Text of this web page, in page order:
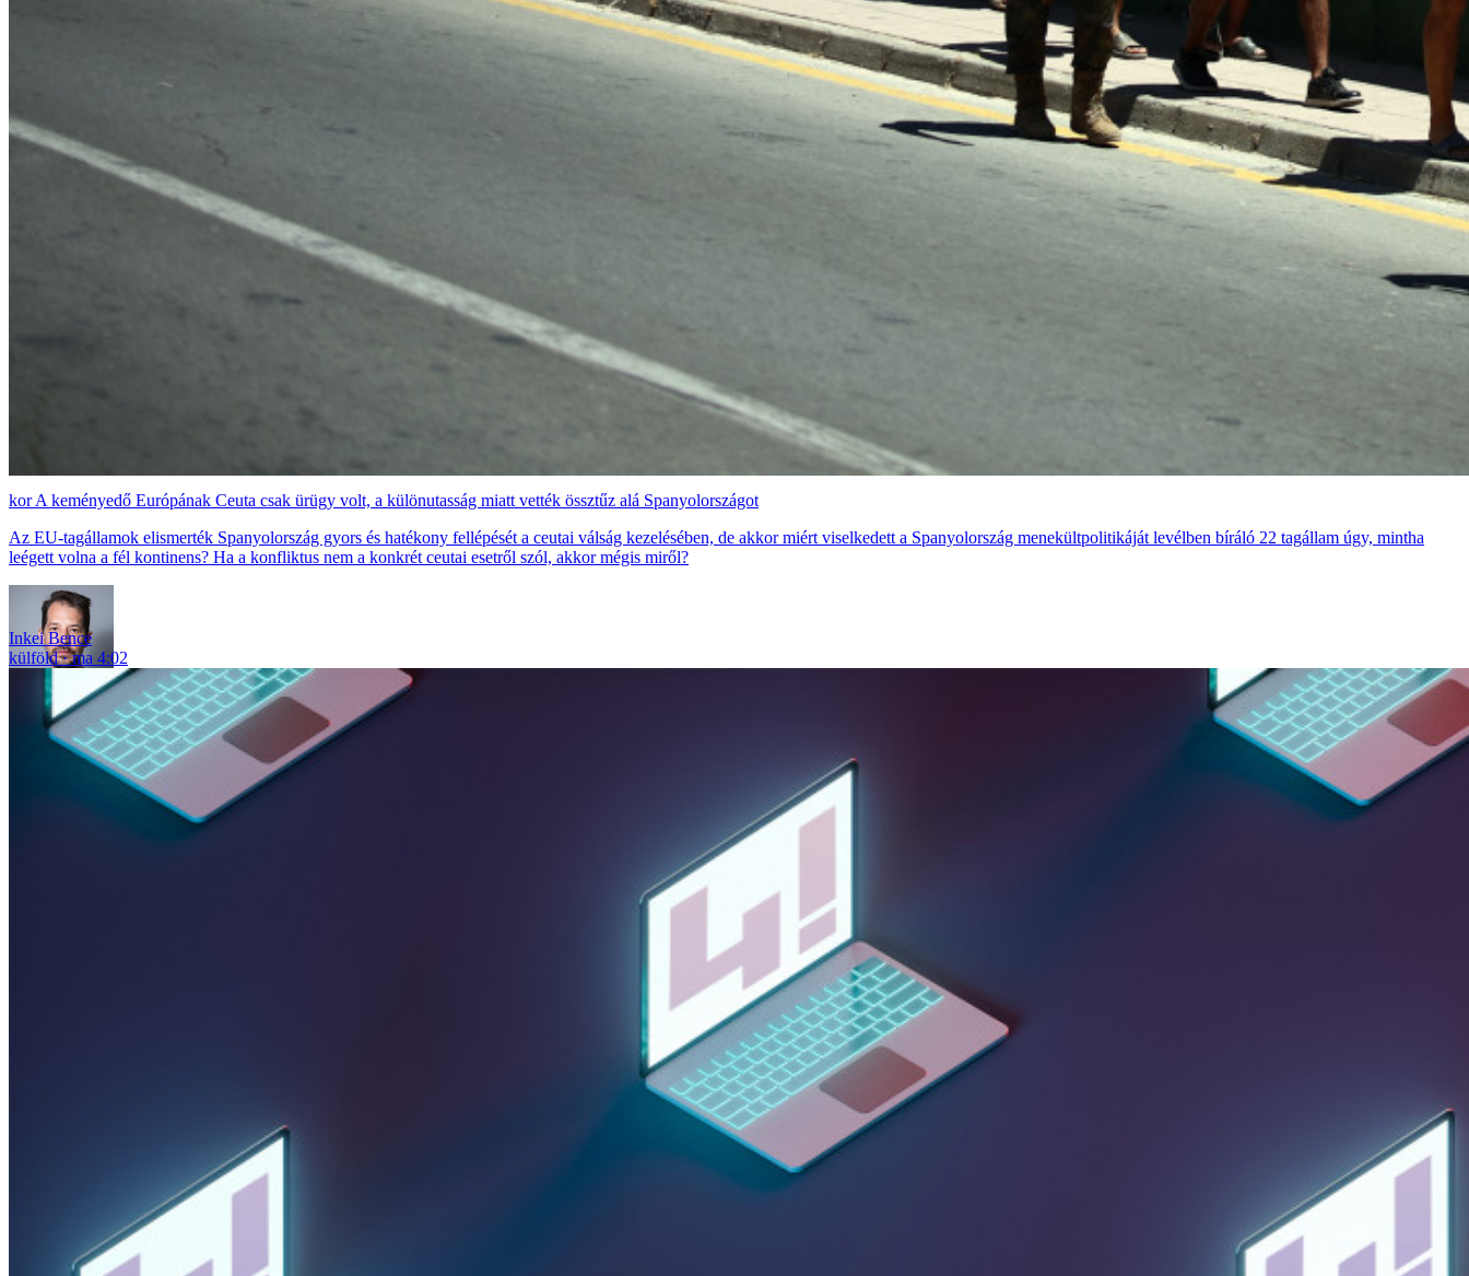
A keményedő Európának Ceuta csak ürügy volt, a különutasság miatt vették össztűz alá Spanyolországot
Az EU-tagállamok elismerték Spanyolország gyors és hatékony fellépését a ceutai válság kezelésében, de akkor miért viselkedett a Spanyolország menekültpolitikáját levélben bíráló 22 tagállam úgy, mintha
leégett volna a fél kontinens? Ha a konfliktus nem a konkrét ceutai esetről szól, akkor mégis miről?
Inkei Bence
külföld
ma 4:02